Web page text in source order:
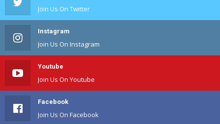
Join Us On Twitter
Instagram
Join Us On Instagram
Youtube
Join Us On Youtube
Facebook
Join Us On Facebook